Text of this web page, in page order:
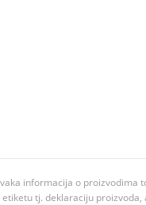
informacija o
tj. deklaraciju